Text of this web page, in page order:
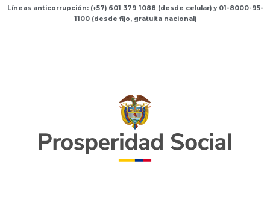
Líneas anticorrupción: (+57) 601 379 1088 (desde celular) y 01-8000-95-
1100 (desde fijo, gratuita nacional)